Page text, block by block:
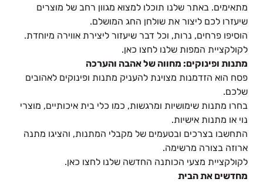
מתאימים. באתר שלנו תוכלו למצוא מגוון רחב של מוצרים
שיעזרו לכם ליצור את שולחן החג המושלם.
הוסיפו פרחים, נרות, וכל דבר שיעזור ליצירת אווירה מיוחדת.
לקולקציית המפות שלנו לחצו כאן.
מתנות ופינוקים: מחווה של אהבה והערכה
פסח הוא הזדמנות מצוינת להעניק מתנות ופינוקים לאהובים
שלכם.
בחרו מתנות שימושיות ומרגשות, כמו כלי בית איכותיים, מוצרי
נוי או מתנות אישיות.
התחשבו בצרכים ובטעמים של מקבלי המתנות, והציגו מתנה
ארוזה בצורה מרשימה.
לקולקציית מצעי הכותנה החדשה שלנו לחצו כאן.
מחדשים את הבית